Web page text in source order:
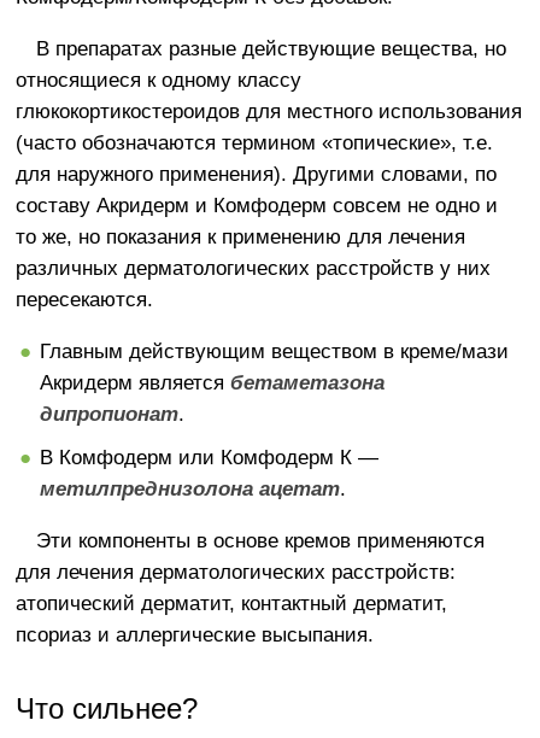
В препаратах разные действующие вещества, но
относящиеся к одному классу
глюкокортикостероидов для местного использования
(часто обозначаются термином «топические», т.е.
для наружного применения). Другими словами, по
составу Акридерм и Комфодерм совсем не одно и
то же, но показания к применению для лечения
различных дерматологических расстройств у них
пересекаются.
Главным действующим веществом в креме/мази
Акридерм являетсябетаметазона
дипропионат.
В Комфодерм или Комфодерм К —
метилпреднизолона ацетат.
Эти компоненты в основе кремов применяются
для лечения дерматологических расстройств:
атопический дерматит, контактный дерматит,
псориаз и аллергические высыпания.
Что сильнее?